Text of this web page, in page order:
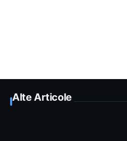
Alte Articole